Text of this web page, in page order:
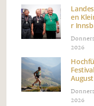
en
r
2026
August
2026